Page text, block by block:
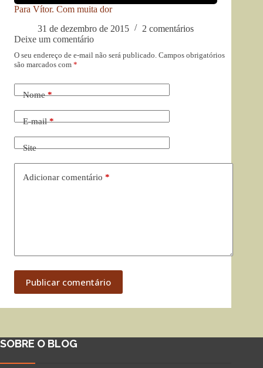
Para Vítor. Com muita dor
31 de dezembro de 2015
2 comentários
Deixe um comentário
O seu endereço de e-mail não será publicado. Campos obrigatórios
são marcados com *
Nome*
E-mail*
Site
Adicionar comentário *
Publicar comentário
SOBRE O BLOG